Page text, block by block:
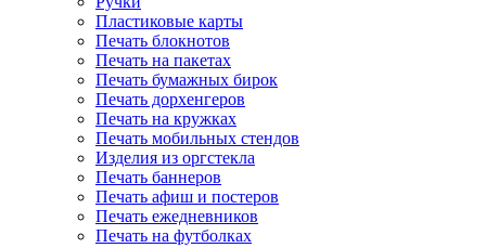
Пластиковые карты
Печать блокнотов
Печать на пакетах
Печать бумажных бирок
Печать дорхенгеров
Печать на кружках
Печать мобильных стендов
Изделия из оргстекла
Печать баннеров
Печать афиш и постеров
Печать ежедневников
Печать на футболках